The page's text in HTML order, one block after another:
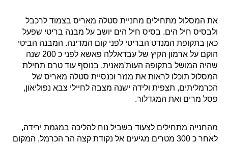
את המסלול מתחילים מחניית סטלה מאריס בצמוד לרכבל
ולבסיס חיל הים. בסיס חיל הים יושב על מבנה בריטי שפעל
כאן בתקופת המנדט הבריטי לפני קום המדינה. המבנה הביטי
הוקם על ארמון הקיץ של עבדאללה פאשא לפני כ 200 שנה
שהיה המושל בתקופה העות'מאנית. בנוסף עוד טרם תחילת
המסלול תוכלו לראות את מנזר וכנסיית סטלה מאריס של
הכרמליתים, תצפית ולידה ישנה מצבה לחיילי צבא נפוליאון,
פסל מרים ואת המגדלור.
מהחנייה מתחילים לצעוד בשביל נוח להליכה במגמת ירידה,
לאחר כ 300 מטרים מגיעים אל נקודת קצה הר הכרמל, המקום